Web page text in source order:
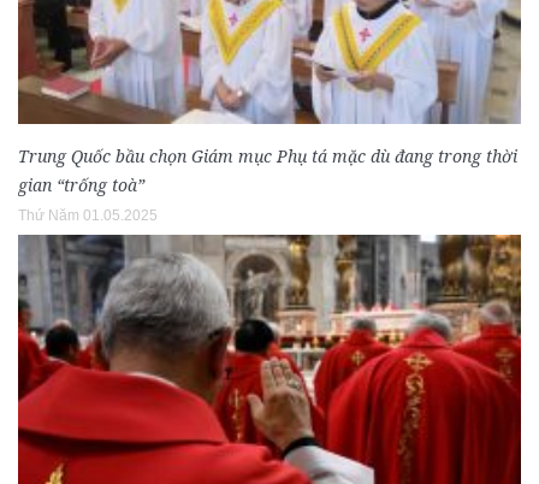
Trung Quốc bầu chọn Giám mục Phụ tá mặc dù đang trong thời
gian “trống toà”
Thứ Năm 01.05.2025